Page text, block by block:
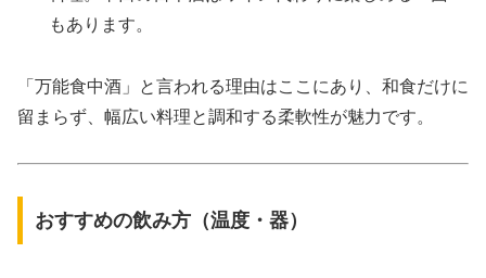
もあります。
「万能食中酒」と言われる理由はここにあり、和食だけに
留まらず、幅広い料理と調和する柔軟性が魅力です。
おすすめの飲み方（温度・器）